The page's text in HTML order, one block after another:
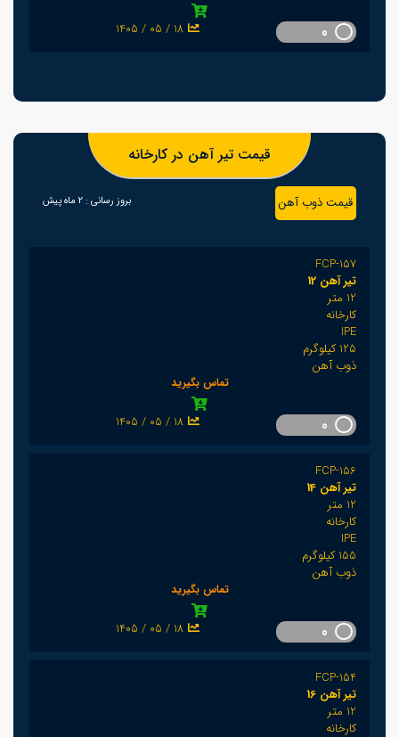
1405 / 05 / 18
قیمت تیر آهن در کارخانه
قیمت ذوب آهن بروز رسانی : 2 ماه پیش
FCP-157
تیر آهن 12
12 متر
کارخانه
IPE
125 کیلوگرم
ذوب آهن
تماس بگیرید
1405 / 05 / 18
FCP-156
تیر آهن 14
12 متر
کارخانه
IPE
155 کیلوگرم
ذوب آهن
تماس بگیرید
1405 / 05 / 18
FCP-154
تیر آهن 16
12 متر
کارخانه